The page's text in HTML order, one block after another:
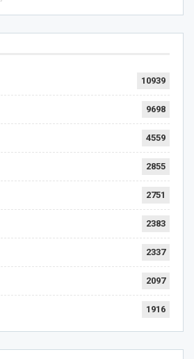
10939
9698
4559
2855
2751
2383
2337
2097
1916